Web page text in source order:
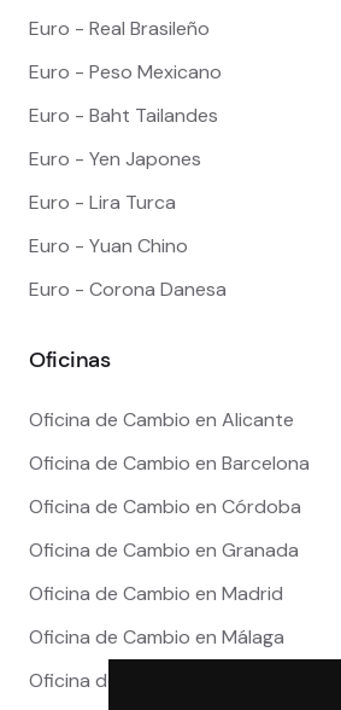
Euro - Real Brasileño
Euro - Peso Mexicano
Euro - Baht Tailandes
Euro - Yen Japones
Euro - Lira Turca
Euro - Yuan Chino
Euro - Corona Danesa
Oficinas
Oficina de Cambio en Alicante
Oficina de Cambio en Barcelona
Oficina de Cambio en Córdoba
Oficina de Cambio en Granada
Oficina de Cambio en Madrid
Oficina de Cambio en Málaga
Oficina de Cambio en Marbella